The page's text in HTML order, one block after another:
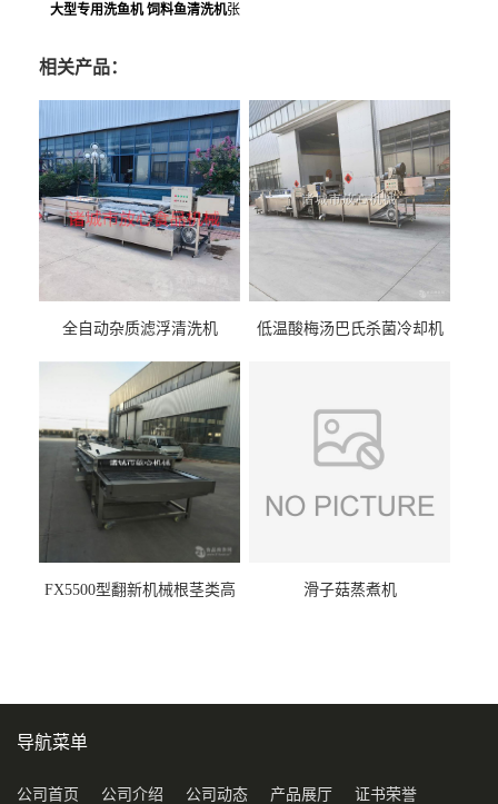
大型专用洗鱼机 饲料鱼清洗机张
相关产品：
全自动杂质滤浮清洗机 低温酸梅汤巴氏杀菌冷却机
FX5500型翻新机械根茎类高
滑子菇蒸煮机
导航菜单
公司首页 公司介绍 公司动态 产品展厅 证书荣誉